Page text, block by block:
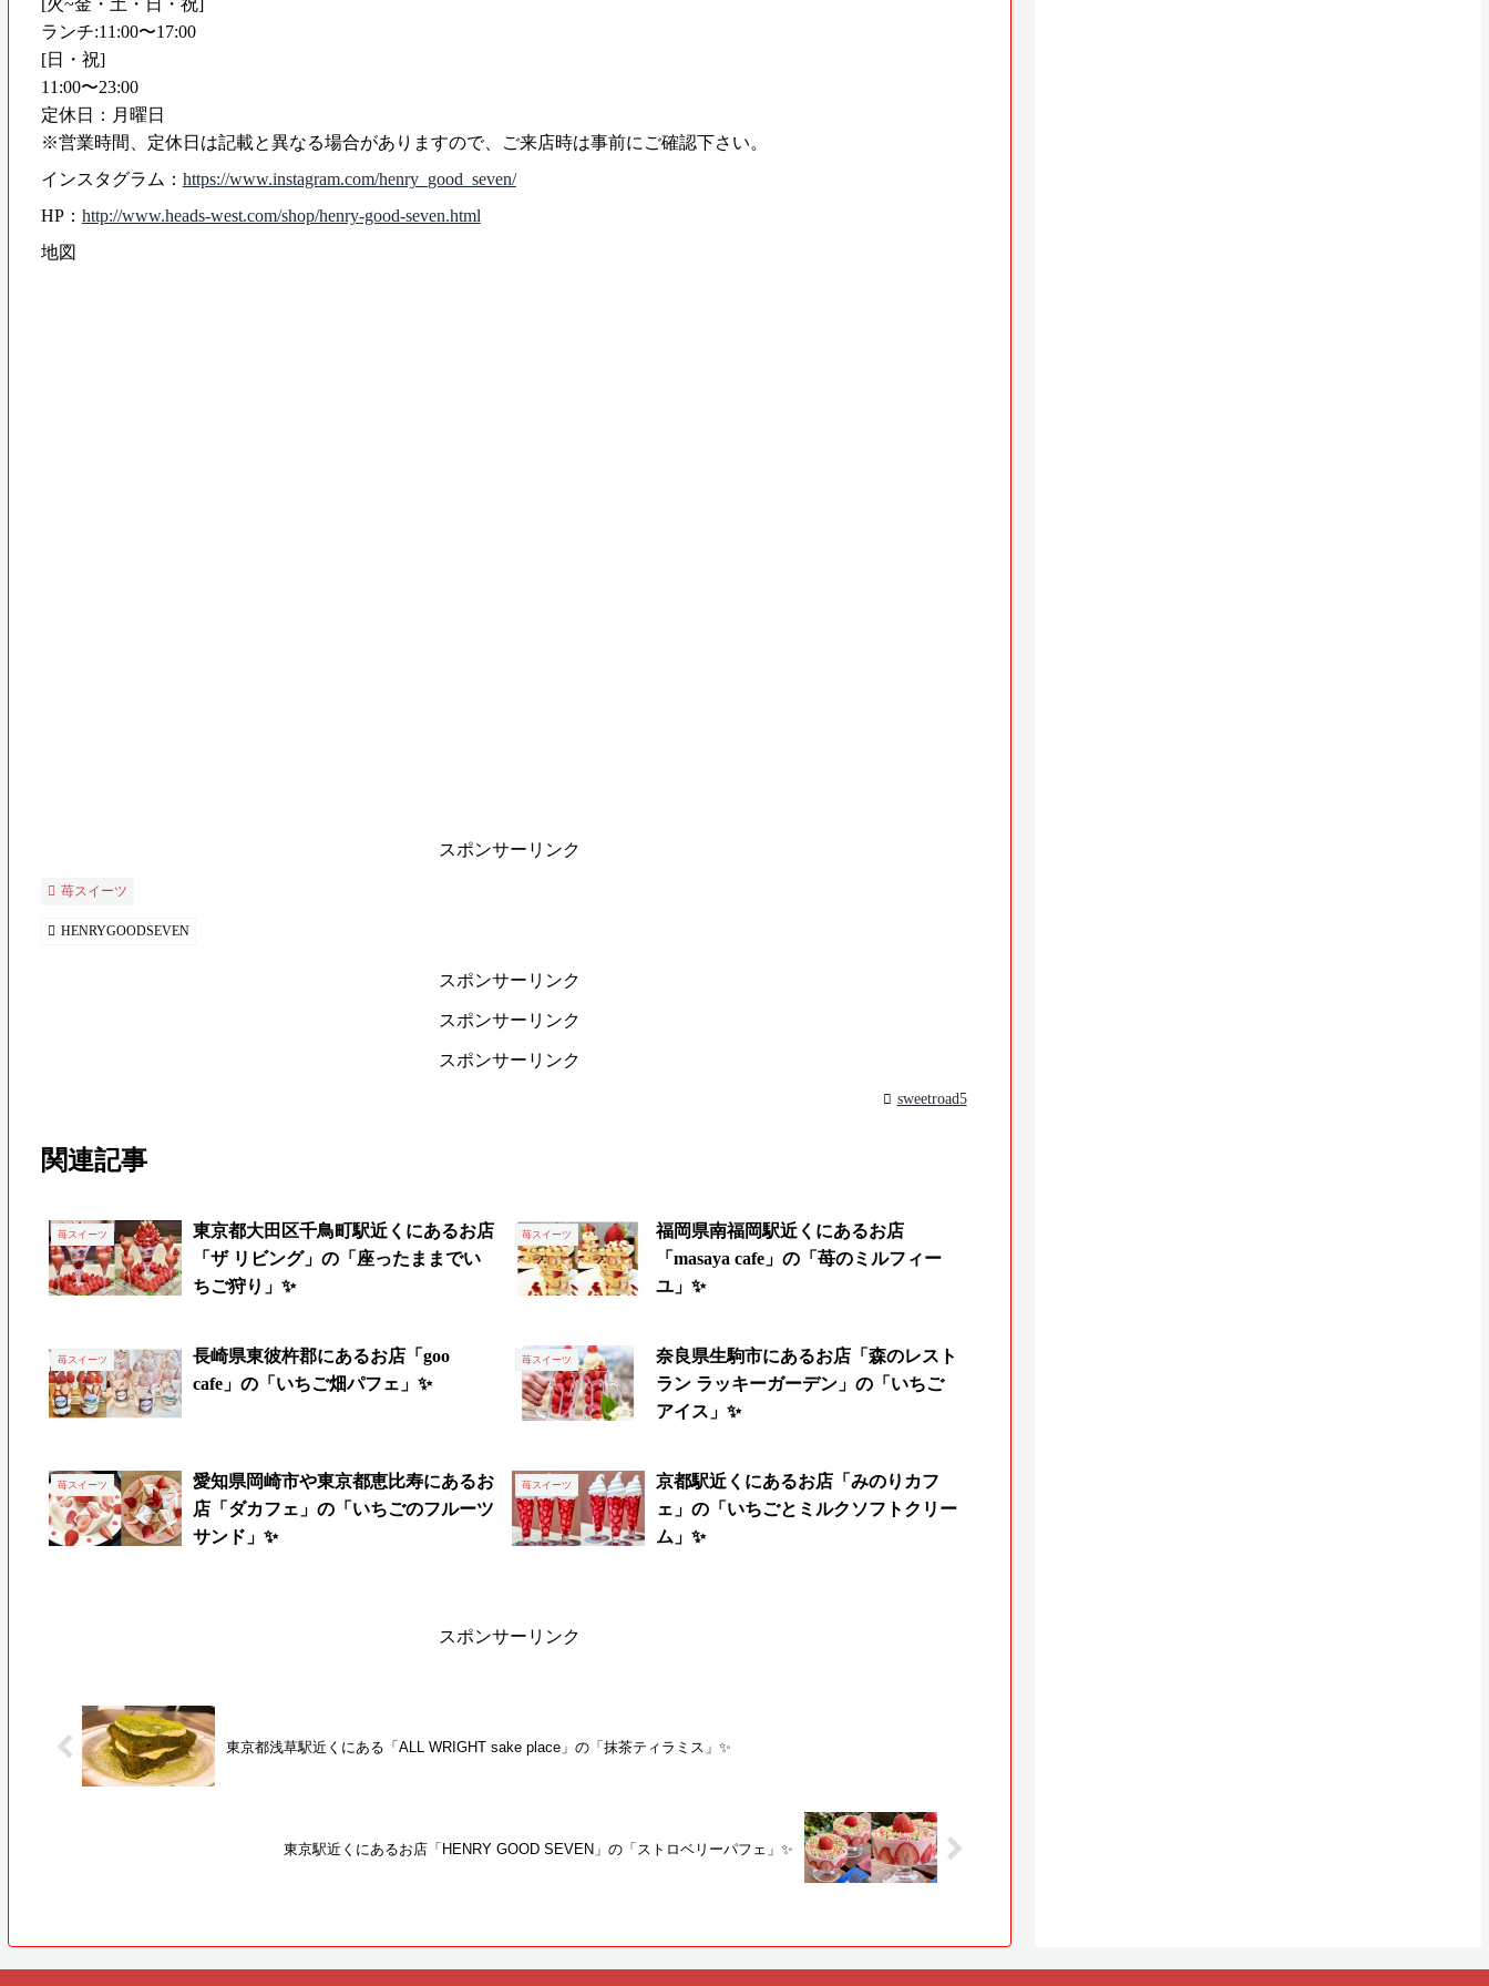
[火~金・土・日・祝]
ランチ:11:00〜17:00
[日・祝]
11:00〜23:00
定休日：月曜日
※営業時間、定休日は記載と異なる場合がありますので、ご来店時は事前にご確認下さい。
インスタグラム： https://www.instagram.com/henry_good_seven/
HP： http://www.heads-west.com/shop/henry-good-seven.html
地図
スポンサーリンク
苺スイーツ
HENRYGOODSEVEN
スポンサーリンク
スポンサーリンク
スポンサーリンク
sweetroad5
関連記事
苺スイーツ
東京都大田区千鳥町駅近くにあるお店
「ザ リビング」の「座ったままでい
ちご狩り」✨
苺スイーツ
福岡県南福岡駅近くにあるお店
「masaya cafe」の「苺のミルフィー
ユ」✨
苺スイーツ
長崎県東彼杵郡にあるお店「goo
cafe」の「いちご畑パフェ」✨
苺スイーツ
奈良県生駒市にあるお店「森のレスト
ラン ラッキーガーデン」の「いちご
アイス」✨
苺スイーツ
愛知県岡崎市や東京都恵比寿にあるお
店「ダカフェ」の「いちごのフルーツ
サンド」✨
苺スイーツ
京都駅近くにあるお店「みのりカフ
ェ」の「いちごとミルクソフトクリー
ム」✨
スポンサーリンク
東京都浅草駅近くにある「ALL WRIGHT sake place」の「抹茶ティラミス」✨
東京駅近くにあるお店「HENRY GOOD SEVEN」の「ストロベリーパフェ」✨